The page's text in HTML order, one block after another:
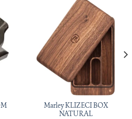
Marley KLIZECI BOX
NATURAL